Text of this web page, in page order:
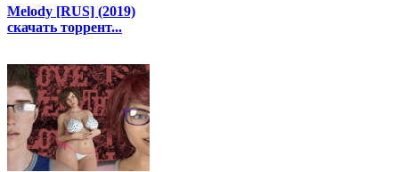
Melody [RUS] (2019)
скачать торрент...